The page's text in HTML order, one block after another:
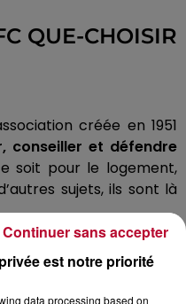
QUE-CHOISIR
créée en 1951
conseiller et défendre
soit pour le logement,
sujets, ils sont là
d’un conseil ?
À Sète, l’UFC-Que
:
est notre priorité
data processing based on
Continuer sans accepter